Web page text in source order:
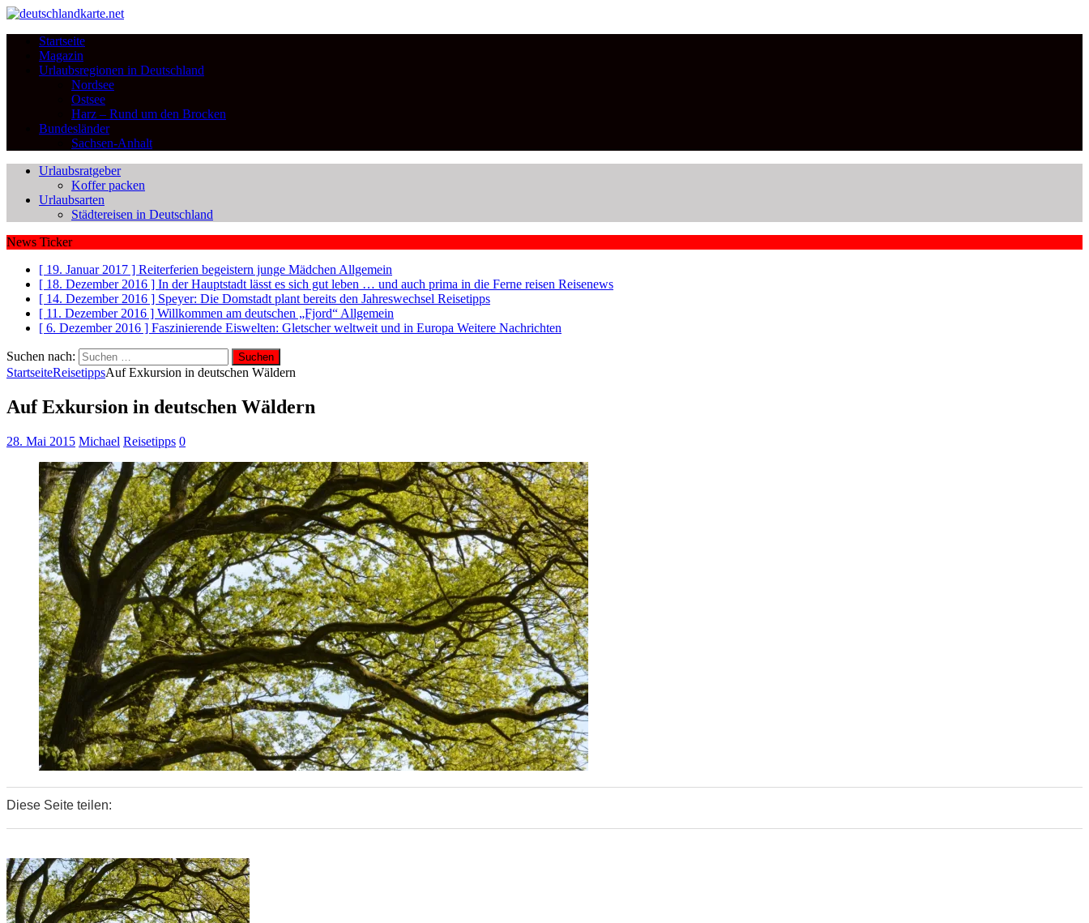
Startseite
Magazin
Urlaubsregionen in Deutschland
Nordsee
Ostsee
Harz – Rund um den Brocken
Bundesländer
Sachsen-Anhalt
Urlaubsratgeber
Koffer packen
Urlaubsarten
Städtereisen in Deutschland
News Ticker
[ 19. Januar 2017 ] Reiterferien begeistern junge Mädchen Allgemein
[ 18. Dezember 2016 ] In der Hauptstadt lässt es sich gut leben … und auch prima in die Ferne reisen Reisenews
[ 14. Dezember 2016 ] Speyer: Die Domstadt plant bereits den Jahreswechsel Reisetipps
[ 11. Dezember 2016 ] Willkommen am deutschen „Fjord“ Allgemein
[ 6. Dezember 2016 ] Faszinierende Eiswelten: Gletscher weltweit und in Europa Weitere Nachrichten
Suchen nach:
StartseiteReisetippsAuf Exkursion in deutschen Wäldern
Auf Exkursion in deutschen Wäldern
28. Mai 2015 Michael Reisetipps 0
Diese Seite teilen: